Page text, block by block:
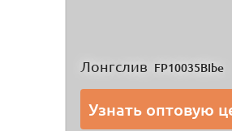
Лонгслив FP10035BIbe
Узнать оптовую